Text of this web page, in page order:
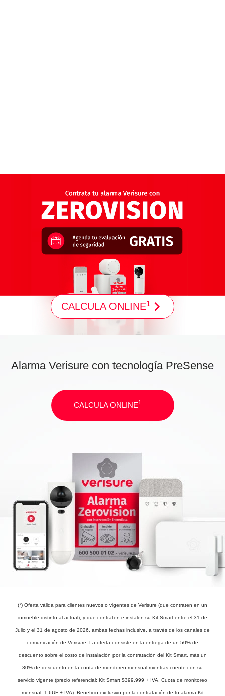
CALCULA ONLINE1
Alarma Verisure con tecnología PreSense
CALCULA ONLINE1
(*) Oferta válida para clientes nuevos o vigentes de Verisure (que contraten en un
inmueble distinto al actual), y que contraten e instalen su Kit Smart entre el 31 de
Julio y el 31 de agosto de 2026, ambas fechas inclusive, a través de los canales de
comunicación de Verisure. La oferta consiste en la entrega de un 50% de
descuento sobre el costo de instalación por la contratación del Kit Smart, más un
30% de descuento en la cuota de monitoreo mensual mientras cuente con su
servicio vigente (precio referencial: Kit Smart $399.999 + IVA, Cuota de monitoreo
mensual: 1,6UF + IVA). Beneficio exclusivo por la contratación de tu alarma Kit